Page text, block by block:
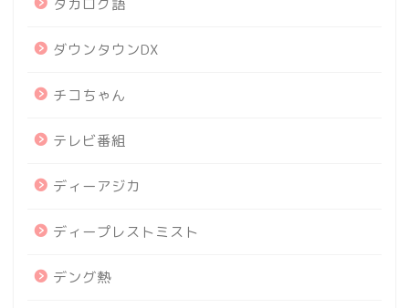
ダウンタウンDX
チコちゃん
テレビ番組
ディーアジカ
ディープレストミスト
デング熱